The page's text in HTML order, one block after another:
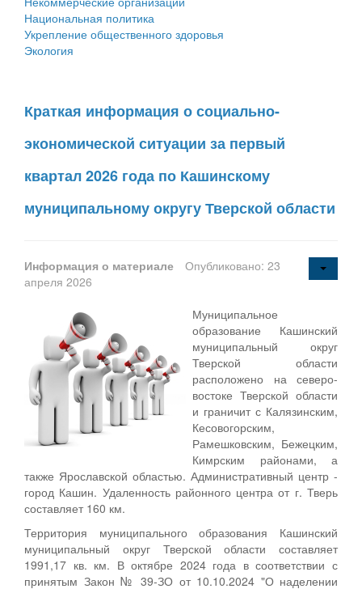
Национальная политика
Укрепление общественного здоровья
Экология
Краткая информация о социально-
экономической ситуации за первый
квартал 2026 года по Кашинскому
муниципальному округу Тверской области
Информация о материале
Опубликовано: 23
апреля 2026
Муниципальное
образование Кашинский
муниципальный округ
Тверской области
расположено на северо-
востоке Тверской области
и граничит с Калязинским,
Кесовогорским,
Рамешковским, Бежецким,
Кимрским районами, а
также Ярославской областью. Административный центр -
город Кашин. Удаленность районного центра от г. Тверь
составляет 160 км.
Территория муниципального образования Кашинский
муниципальный округ Тверской области составляет
1991,17 кв. км. В октябре 2024 года в соответствии с
принятым Закон № 39-ЗО от 10.10.2024 "О наделении